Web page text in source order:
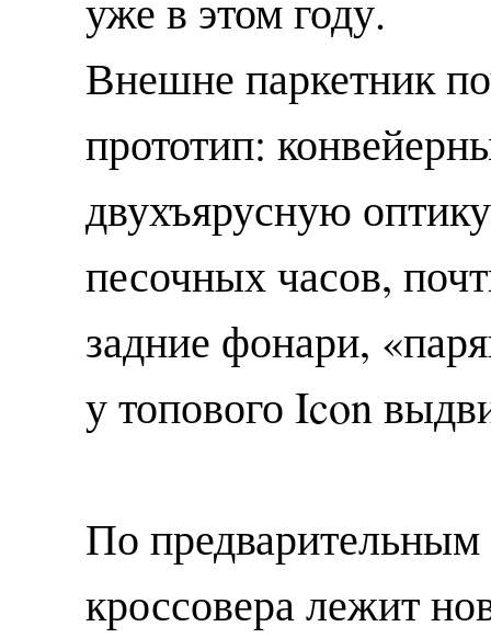
Внешне паркетник
прототип:
двухъярусную
песочных часов,
задние фонари,
у топового Icon
По
кроссовера лежит